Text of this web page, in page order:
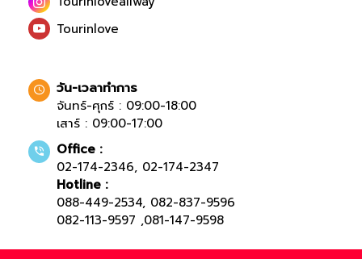
Tourinlove
วัน-เวลาทำการ
จันทร์-ศุกร์ : 09:00-18:00
เสาร์ : 09:00-17:00
Office :
02-174-2346, 02-174-2347
Hotline :
088-449-2534, 082-837-9596
082-113-9597 ,081-147-9598